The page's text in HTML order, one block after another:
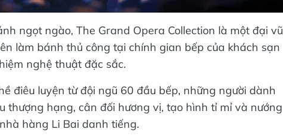
ngọt ngào, The Grand Opera Collection là một đại vũ
làm bánh thủ công tại chính gian bếp của khách sạn
nghệ thuật đặc sắc.
điêu luyện từ đội ngũ 60 đầu bếp, những người dành
thượng hạng, cân đối hương vị, tạo hình tỉ mỉ và nướng
hàng Li Bai danh tiếng.